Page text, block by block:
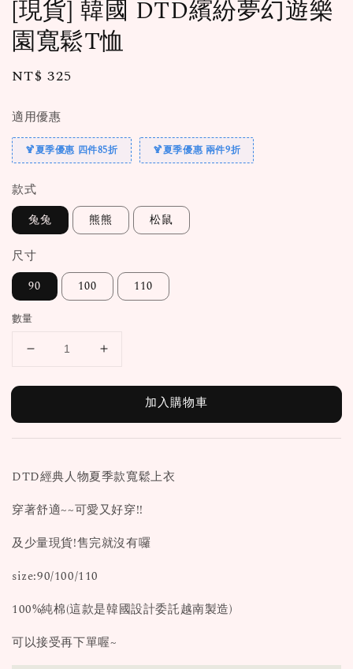
[現貨] 韓國 DTD繽紛夢幻遊樂
園寬鬆T恤
Regular
NT$ 325
適用優惠
🍹夏季優惠 四件85折 🍹夏季優惠 兩件9折
款式
兔兔 熊熊 松鼠
尺寸
90 100 110
數量
加入購物車
DTD經典人物夏季款寬鬆上衣
穿著舒適~~可愛又好穿!!
及少量現貨!售完就沒有囉
size:90/100/110
100%純棉(這款是韓國設計委託越南製造)
可以接受再下單喔~